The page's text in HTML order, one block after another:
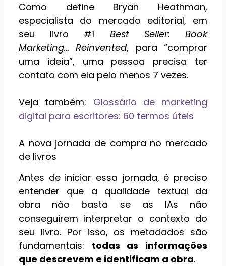
Como define Bryan Heathman,
especialista do mercado editorial, em
seu livro #1 Best Seller: Book
Marketing… Reinvented, para “comprar
uma ideia”, uma pessoa precisa ter
contato com ela pelo menos 7 vezes.
Veja também: Glossário de marketing
digital para escritores: 60 termos úteis
A nova jornada de compra no mercado
de livros
Antes de iniciar essa jornada, é preciso
entender que a qualidade textual da
obra não basta se as IAs não
conseguirem interpretar o contexto do
seu livro. Por isso, os metadados são
fundamentais: todas as informações
que descrevem e identificam a obra.